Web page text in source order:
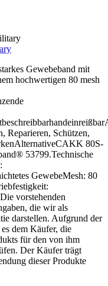
Gewebeband mit
hochwertigen 80 mesh
Reparieren, Schützen,
80S-
53799.Technische
GewebeMesh: 80
vorstehenden
die wir als
darstellen. Aufgrund der
dem Käufer, die
für den von ihm
Der Käufer trägt
dieser Produkte